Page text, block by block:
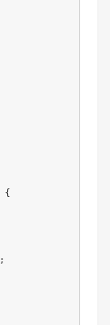
{
;